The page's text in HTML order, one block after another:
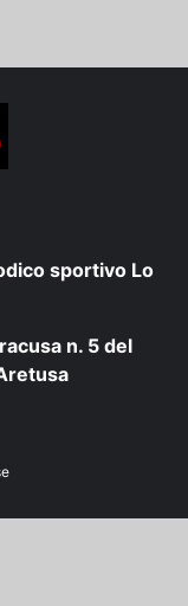
sportivo Lo
n. 5 del